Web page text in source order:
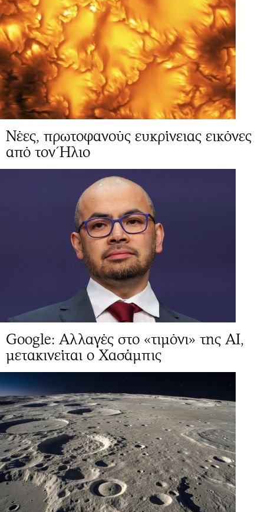
Νέες, πρωτοφανούς ευκρίνειας εικόνες
από τον Ήλιο
Google: Αλλαγές στo «τιμόνι» της ΑΙ,
μετακινείται ο Χασάμπις